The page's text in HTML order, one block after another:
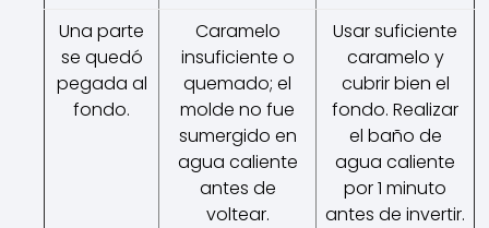
Una parte
se quedó
pegada al
fondo.
Caramelo
insuficiente o
quemado; el
molde no fue
sumergido en
agua caliente
antes de
voltear.
Usar suficiente
caramelo y
cubrir bien el
fondo. Realizar
el baño de
agua caliente
por 1 minuto
antes de invertir.